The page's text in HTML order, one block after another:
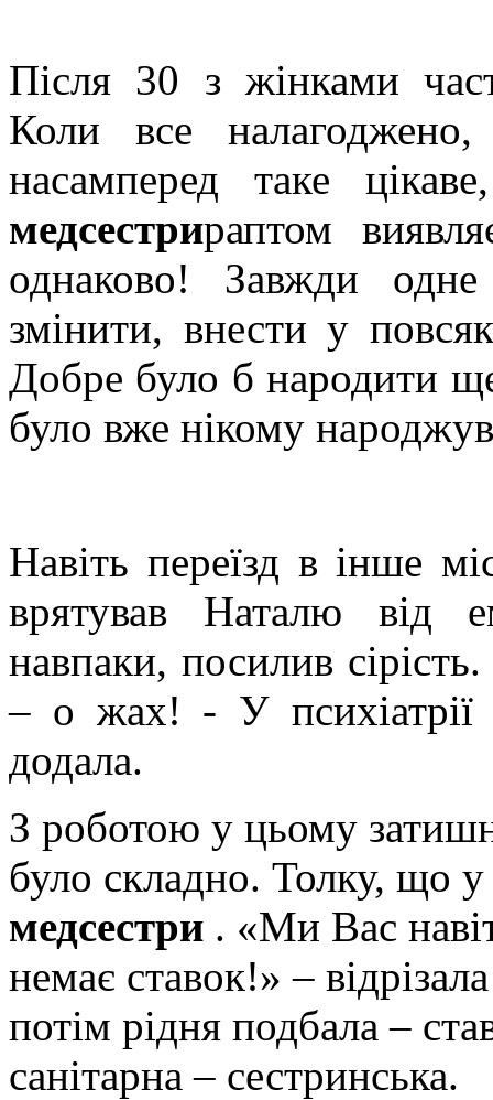
Після 30 з жінками
Коли все
насамперед таке
медсестрираптом
однаково! Завжди
змінити, внести у
Добре було б народити
було вже нікому
Навіть переїзд в інше
врятував Наталю від
навпаки, посилив
– о жах! - У
додала.
З роботою у цьому
було складно. Толку, що у
медсестри . «Ми Вас
немає ставок!» –
потім рідня подбала –
санітарна – сестринська.